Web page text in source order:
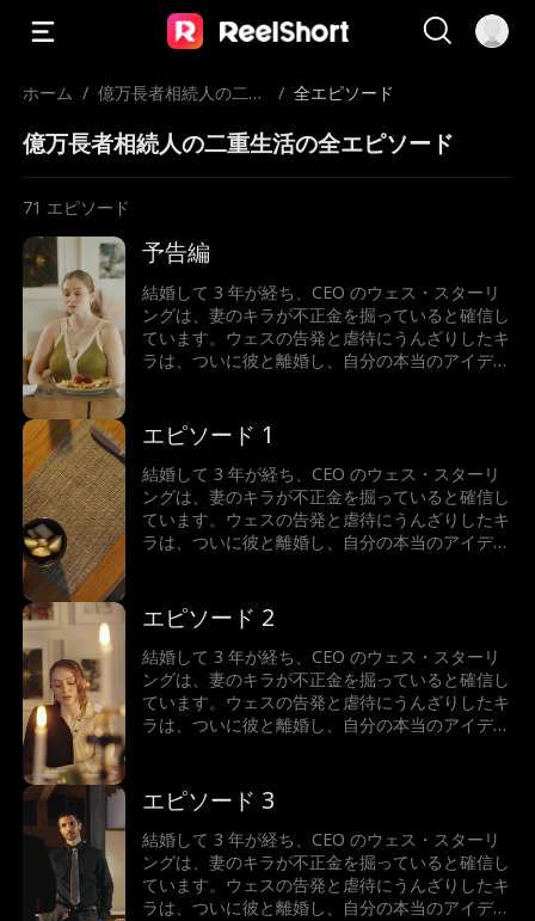
ホーム / 億万長者相続人の二重
/ 全エピソード
億万長者相続人の二重生活の全エピソード
71 エピソード
予告編
結婚して 3 年が経ち、CEO のウェス・スターリ
ングは、妻のキラが不正金を掘っていると確信し
ています。ウェスの告発と虐待にうんざりしたキ
ラは、ついに彼と離婚し、自分の本当のアイデン
き、ウェスはどうするでしょうか？キラは彼にお
金を支払わせることができるでしょうか...それと
ももう一度彼に恋をしてしまうのでしょうか?
エピソード 1
結婚して 3 年が経ち、CEO のウェス・スターリ
ングは、妻のキラが不正金を掘っていると確信し
ています。ウェスの告発と虐待にうんざりしたキ
ラは、ついに彼と離婚し、自分の本当のアイデン
き、ウェスはどうするでしょうか？キラは彼にお
金を支払わせることができるでしょうか...それと
ももう一度彼に恋をしてしまうのでしょうか?
エピソード 2
結婚して 3 年が経ち、CEO のウェス・スターリ
ングは、妻のキラが不正金を掘っていると確信し
ています。ウェスの告発と虐待にうんざりしたキ
ラは、ついに彼と離婚し、自分の本当のアイデン
き、ウェスはどうするでしょうか？キラは彼にお
金を支払わせることができるでしょうか...それと
ももう一度彼に恋をしてしまうのでしょうか?
エピソード 3
結婚して 3 年が経ち、CEO のウェス・スターリ
ングは、妻のキラが不正金を掘っていると確信し
ています。ウェスの告発と虐待にうんざりしたキ
ラは、ついに彼と離婚し、自分の本当のアイデン